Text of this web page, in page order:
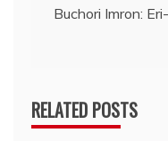
Buchori Imron:
RELATED POSTS